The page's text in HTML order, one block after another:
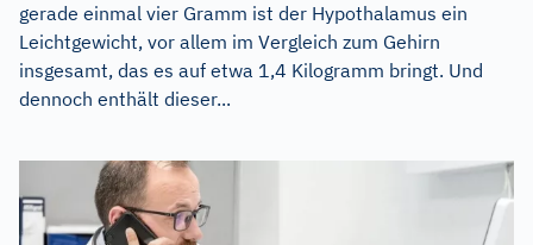
gerade einmal vier Gramm ist der Hypothalamus ein
Leichtgewicht, vor allem im Vergleich zum Gehirn
insgesamt, das es auf etwa 1,4 Kilogramm bringt. Und
dennoch enthält dieser...